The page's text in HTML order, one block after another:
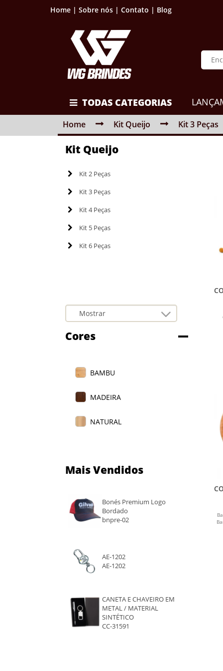
Home | Sobre nós | Contato | Blog
TODAS CATEGORIAS
Home Kit Queijo Kit 3 Peças
Kit Queijo
Kit 2 Peças
Kit 3 Peças
Kit 4 Peças
Kit 5 Peças
Kit 6 Peças
Cores
BAMBU
MADEIRA
NATURAL
Mais Vendidos
Bonés Premium Logo
Bordado
bnpre-02
AE-1202
AE-1202
CANETA E CHAVEIRO EM
METAL / MATERIAL
SINTÉTICO
CC-31591